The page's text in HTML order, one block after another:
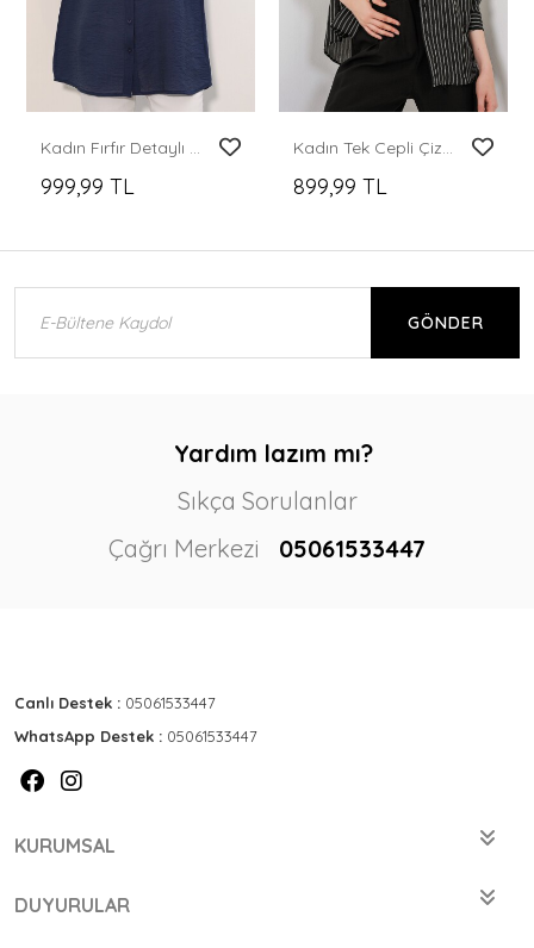
Kadın Fırfır Detaylı Gömlek Tunik 5994 - Lacivert
999,99 TL
Kadın Tek Cepli Çizgili Oversize Gömlek 20375 - Siyah
899,99 TL
GÖNDER
Yardım lazım mı?
Sıkça Sorulanlar
Çağrı Merkezi
05061533447
Canlı Destek : 05061533447
WhatsApp Destek : 05061533447
KURUMSAL
DUYURULAR